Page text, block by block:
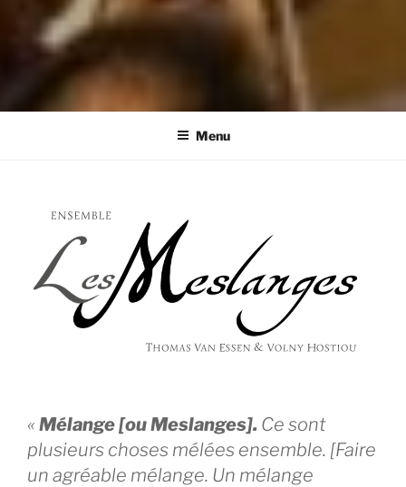
LES MESLANGES
Menu
« Mélange [ou Meslanges]. Ce sont
plusieurs choses mélées ensemble. [Faire
un agréable mélange. Un mélange